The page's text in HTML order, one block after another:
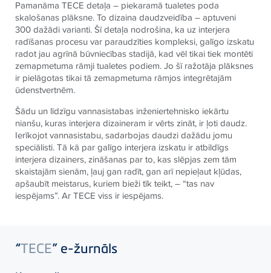
Pamanāma TECE detaļa – piekaramā tualetes poda
skalošanas plāksne. To dizaina daudzveidība – aptuveni
300 dažādi varianti. Šī detaļa nodrošina, ka uz interjera
radīšanas procesu var paraudzīties kompleksi, galīgo izskatu
radot jau agrīnā būvniecības stadijā, kad vēl tikai tiek montēti
zemapmetuma rāmji tualetes podiem. Jo šī ražotāja plāksnes
ir pielāgotas tikai tā zemapmetuma rāmjos integrētajām
ūdenstvertnēm.
Šādu un līdzīgu vannasistabas inženiertehnisko iekārtu
nianšu, kuras interjera dizaineram ir vērts zināt, ir ļoti daudz.
Ierīkojot vannasistabu, sadarbojas daudzi dažādu jomu
speciālisti. Tā kā par galīgo interjera izskatu ir atbildīgs
interjera dizainers, zināšanas par to, kas slēpjas zem tām
skaistajām sienām, ļauj gan radīt, gan arī nepieļaut kļūdas,
apšaubīt meistarus, kuriem bieži tīk teikt, – “tas nav
iespējams”. ArTECE viss ir iespējams.
“TECE” e-žurnāls